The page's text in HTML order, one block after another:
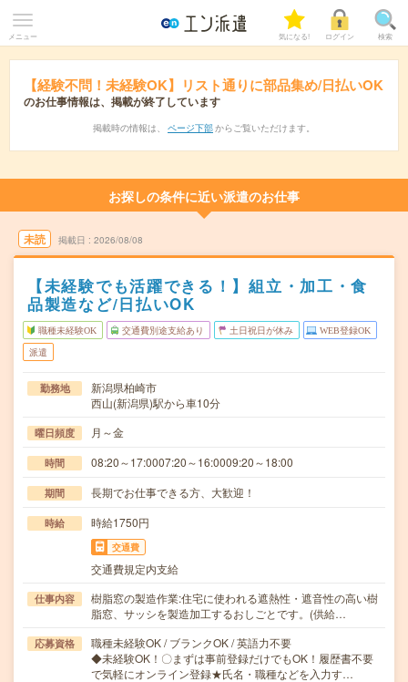
メニュー 気になる! ログイン 検索
【経験不問！未経験OK】リスト通りに部品集め/日払いOK
のお仕事情報は、掲載が終了しています
掲載時の情報は、 ページ下部 からご覧いただけます。
お探しの条件に近い派遣のお仕事
未読 掲載日 2026/08/08
【未経験でも活躍できる！】組立・加工・食
品製造など/日払いOK
職種未経験OK 交通費別途支給あり 土日祝日が休み WEB登録OK
派遣
勤務地
新潟県柏崎市
西山(新潟県)駅から車10分
曜日頻度 月～金
時間 08:20～17:0007:20～16:0009:20～18:00
期間 長期でお仕事できる方、大歓迎！
時給 時給1750円
交通費
交通費規定内支給
仕事内容
樹脂窓の製造作業:住宅に使われる遮熱性・遮音性の高い樹
脂窓、サッシを製造加工するおしごとです。(供給…
応募資格
職種未経験OK / ブランクOK / 英語力不要
◆未経験OK！〇まずは事前登録だけでもOK！履歴書不要
で気軽にオンライン登録★氏名・職種などを入力す…